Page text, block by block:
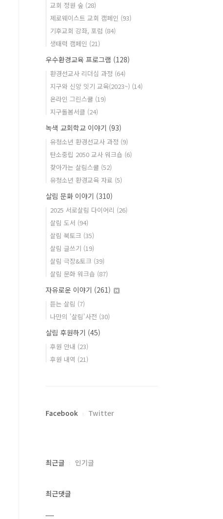
교회 정원 숲 (28)
제로웨이스트 교회 캠페인 (93)
기후교회 강좌, 포럼 (84)
생태력 캠페인 (21)
우수환경교육 프로그램 (128)
환경선교사 리더십 과정 (64)
지구와 신앙 잇기 교육(2023~) (14)
온라인 그린스쿨 (19)
지구돌봄서클 (24)
녹색 교회학교 이야기 (93)
유청소년 환경선교사 과정 (9)
탄소중립 2050 교사 워크숍 (6)
찾아가는 살림스쿨 (52)
유청소년 환경교육 자료 (5)
살림 문화 이야기 (310)
2025 서로살림 다이어리 (26)
살림 도서 (94)
살림 북토크 (35)
살림 글쓰기 (19)
살림 극장&토크 (39)
살림 문화 워크숍 (87)
자유로운 이야기 (261)
듣는 살림 (7)
나만의 '살림'사전 (30)
살림 후원하기 (45)
후원 안내 (23)
후원 내역 (21)
Facebook Twitter
최근글 인기글
최근댓글